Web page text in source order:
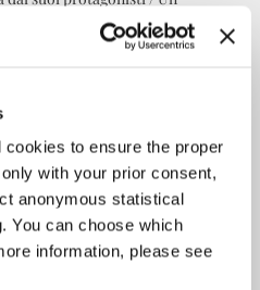
to ensure the proper
with your prior consent,
anonymous statistical
You can choose which
information, please see
e Stephen Page / Leoni d’oro
/ Altri contributi di
e Gala Porras-Kim.